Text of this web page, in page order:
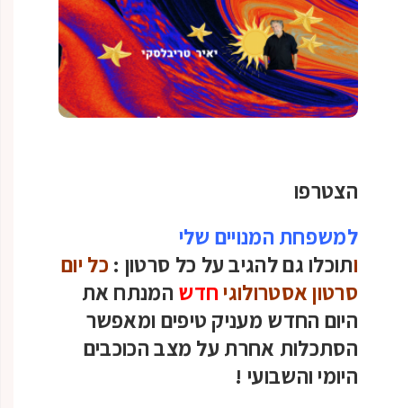
הצטרפו
למשפחת המנויים שלי
ותוכלו גם להגיב על כל סרטון : כל יום
סרטון אסטרולוגיחדש המנתח את
היום החדש מעניק טיפים ומאפשר
הסתכלות אחרת על מצב הכוכבים
היומי והשבועי!